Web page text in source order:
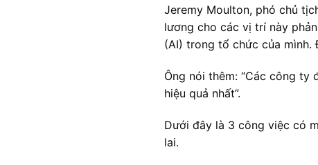
Jeremy Moulton, phó chủ
lương cho các vị trí này
(AI) trong tổ chức của
Ông nói thêm: “Các công
hiệu quả nhất”.
Dưới đây là 3 công việc có
lai.